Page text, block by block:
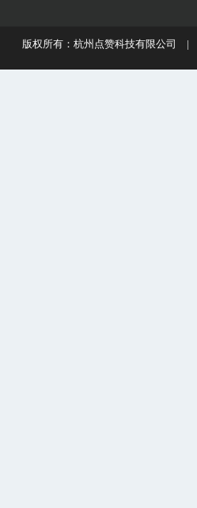
版权所有：杭州点赞科技有限公司